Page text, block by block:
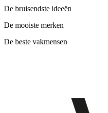
De bruisendste ideeën
De mooiste merken
De beste vakmensen